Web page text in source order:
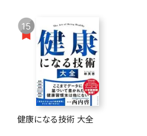
15
健康になる技術 大全